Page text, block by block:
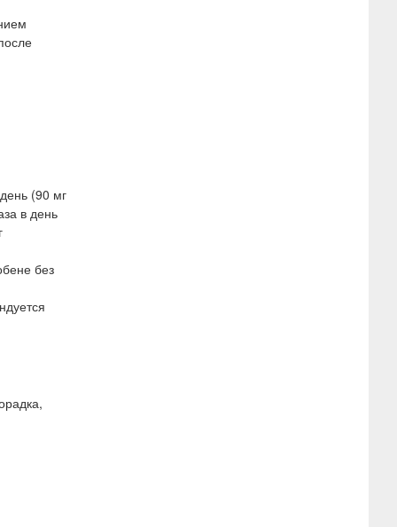
(90 мг
в день
без